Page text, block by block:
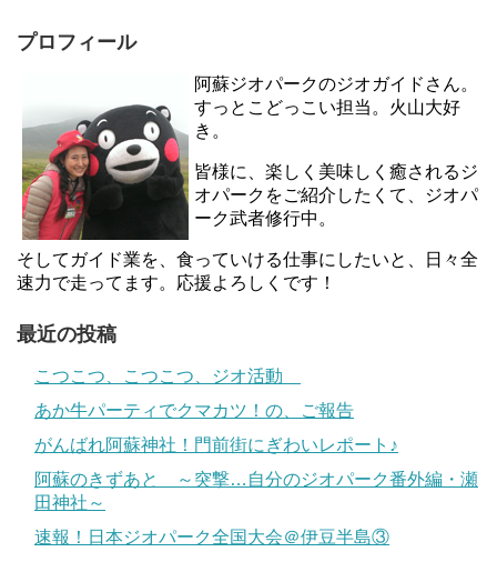
プロフィール
阿蘇ジオパークのジオガイドさん。
すっとこどっこい担当。火山大好
き。
皆様に、楽しく美味しく癒されるジ
オパークをご紹介したくて、ジオパ
ーク武者修行中。
そしてガイド業を、食っていける仕事にしたいと、日々全
速力で走ってます。応援よろしくです！
最近の投稿
こつこつ、こつこつ、ジオ活動
あか牛パーティでクマカツ！の、ご報告
がんばれ阿蘇神社！門前街にぎわいレポート♪
阿蘇のきずあと ～突撃…自分のジオパーク番外編・瀬
田神社～
速報！日本ジオパーク全国大会＠伊豆半島③